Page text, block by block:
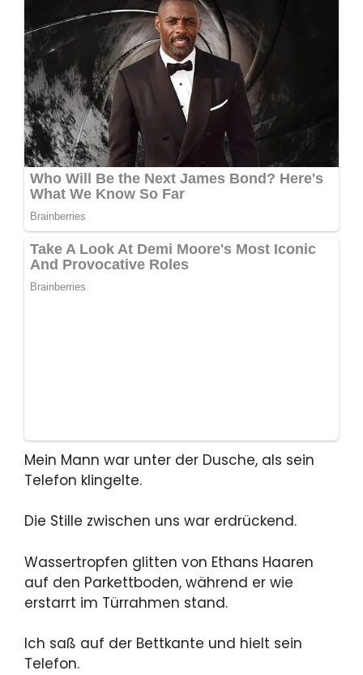
Mein Mann war unter der Dusche, als sein
Telefon klingelte.
Die Stille zwischen uns war erdrückend.
Wassertropfen glitten von Ethans Haaren
auf den Parkettboden, während er wie
erstarrt im Türrahmen stand.
Ich saß auf der Bettkante und hielt sein
Telefon.